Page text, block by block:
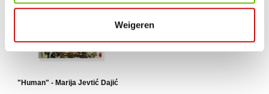
Weigeren
"Human" - Marija Jevtić Dajić